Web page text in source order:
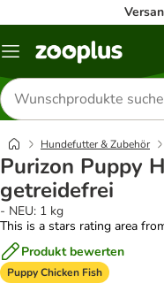
Menü
Produkte
suchen
Hundefutter & Zubehör
Purizon Puppy
getreidefrei
- NEU: 1 kg
This is a stars rating area
Produkt bewerten
Puppy Chicken Fish